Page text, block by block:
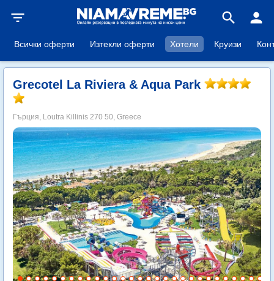
filter_list search person
Всички оферти Изтекли оферти Хотели Круизи
Grecotel La Riviera & Aqua Park
Гърция, Loutra Killinis 270 50, Greece